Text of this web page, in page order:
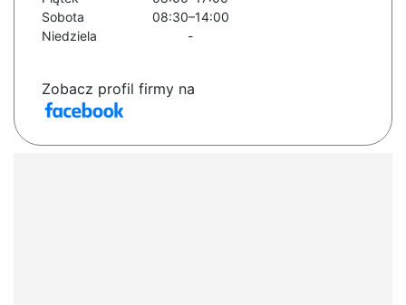
Sobota
08:30–14:00
Niedziela
-
Zobacz profil firmy na